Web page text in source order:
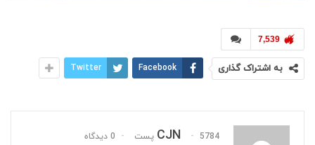
7,539
به اشتراک گذاری Facebook
Twitter
CJN 5784 پست 0 دیدگاه